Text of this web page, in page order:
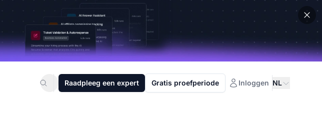
Raadpleeg een expert Gratis proefperiode Inloggen NL